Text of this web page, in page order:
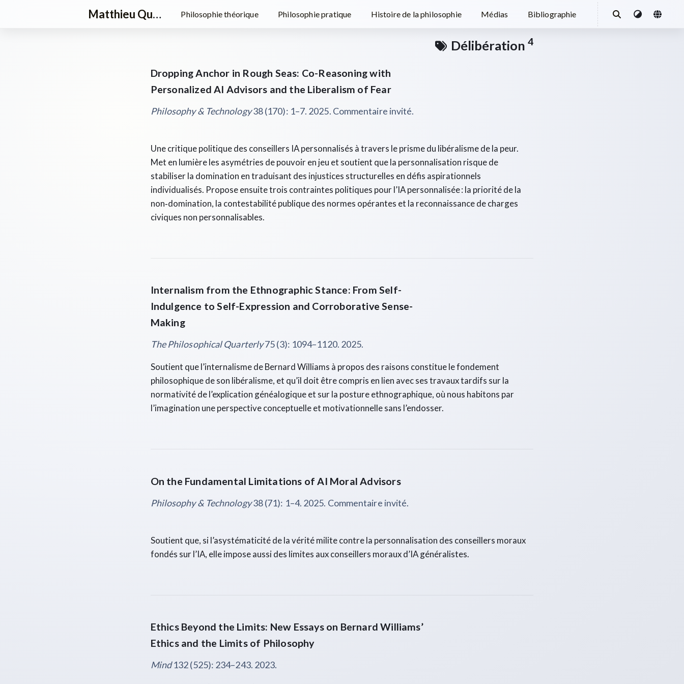
Matthieu Queloz Philosophie théorique Philosophie pratique Histoire de la philosophie Médias Bibliographie
Délibération4
Dropping Anchor in Rough Seas: Co-Reasoning with
Personalized AI Advisors and the Liberalism of Fear
Philosophy & Technology38 (170): 1–7. 2025. Commentaire invité.
Une critique politique des conseillers IA personnalisés à travers le prisme du libéralisme de la peur.
Met en lumière les asymétries de pouvoir en jeu et soutient que la personnalisation risque de
stabiliser la domination en traduisant des injustices structurelles en défis aspirationnels
individualisés. Propose ensuite trois contraintes politiques pour l’IA personnalisée : la priorité de la
non‑domination, la contestabilité publique des normes opérantes et la reconnaissance de charges
civiques non personnalisables.
Internalism from the Ethnographic Stance: From Self-
Indulgence to Self-Expression and Corroborative Sense-
Making
The Philosophical Quarterly75 (3): 1094–1120. 2025.
Soutient que l’internalisme de Bernard Williams à propos des raisons constitue le fondement
philosophique de son libéralisme, et qu’il doit être compris en lien avec ses travaux tardifs sur la
normativité de l’explication généalogique et sur la posture ethnographique, où nous habitons par
l’imagination une perspective conceptuelle et motivationnelle sans l’endosser.
On the Fundamental Limitations of AI Moral Advisors
Philosophy & Technology38 (71): 1–4. 2025. Commentaire invité.
Soutient que, si l’asystématicité de la vérité milite contre la personnalisation des conseillers moraux
fondés sur l’IA, elle impose aussi des limites aux conseillers moraux d’IA généralistes.
Ethics Beyond the Limits: New Essays on Bernard Williams’
Ethics and the Limits of Philosophy
Mind132 (525): 234–243. 2023.